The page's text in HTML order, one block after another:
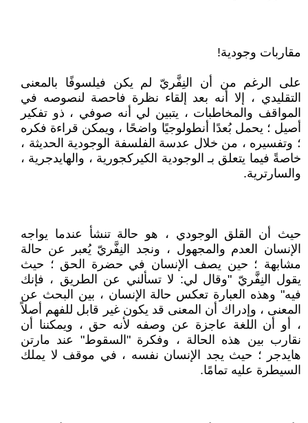
مقاربات وجودية!
على الرغم من أن النِفَّريّ لم يكن فيلسوفًا بالمعنى
التقليدي ، إلا أنه بعد إلقاء نظرة فاحصة لنصوصه في
المواقف والمخاطبات ، يتبين لي أنه صوفي ، ذو تفكير
أصيل ؛ يحمل بُعدًا أنطولوجيًا واضحًا ، ويمكن قراءة فكره
؛ وتفسيره ، من خلال عدسة الفلسفة الوجودية الحديثة ،
خاصةً فيما يتعلق بـ الوجودية الكيركجورية ، والهايدجرية ،
والسارترية.
حيث أن القلق الوجودي ، هو حالة تنشأ عندما يواجه
الإنسان العدم والمجهول ، ونجد النِفَّريّ يُعبر عن حالة
مشابهة ؛ حين يصف الإنسان في حضرة الحق ؛ حيث
يقول النِفَّريّ "وقال لي: لا تسألني عن الطريق ، فإنك
فيه" وهذه العبارة تعكس حالة الإنسان ، بين البحث عن
المعنى ، وإدراك أن المعنى قد يكون غير قابل للفهم أصلاً
، أو أن اللغة عاجزة عن وصفه لأنه حق ، ويمكننا أن
نقارب بين هذه الحالة ، وفكرة "السقوط" عند مارتن
هايدجر ؛ حيث يجد الإنسان نفسه ، في موقف لا يملك
السيطرة عليه تمامًا.